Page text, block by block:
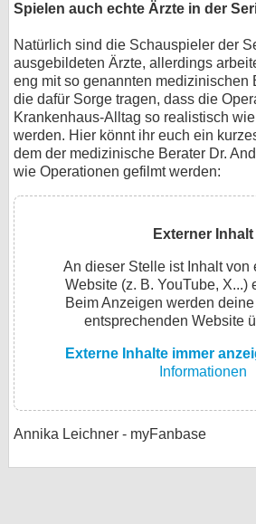
Spielen auch echte Ärzte in der
Natürlich sind die Schauspieler der
ausgebildeten Ärzte, allerdings
eng mit so genannten medizinischen
die dafür Sorge tragen, dass die
Krankenhaus-Alltag so realistisch
werden. Hier könnt ihr euch ein
dem der medizinische Berater Dr.
wie Operationen gefilmt werden:
Externer Inhalt
An dieser Stelle ist Inhalt von
Website (z. B. YouTube, X...)
Beim Anzeigen werden
entsprechenden Website
Externe Inhalte immer
Informationen
Annika Leichner - myFanbase